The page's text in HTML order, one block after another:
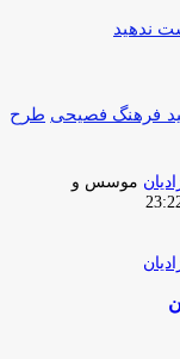
ندهید
فرهنگ فصیحی طرح
موسس و